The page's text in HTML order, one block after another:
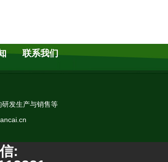
:
联系我们
研发生产与销售等